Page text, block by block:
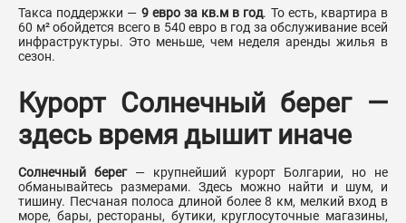
Такса поддержки — 9 евро за кв.м в год. То есть, квартира в
60 м² обойдется всего в 540 евро в год за обслуживание всей
инфраструктуры. Это меньше, чем неделя аренды жилья в
сезон.
Курорт Солнечный берег —
здесь время дышит иначе
Солнечный берег— крупнейший курорт Болгарии, но не
обманывайтесь размерами. Здесь можно найти и шум, и
тишину. Песчаная полоса длиной более 8 км, мелкий вход в
море, бары, рестораны, бутики, круглосуточные магазины,